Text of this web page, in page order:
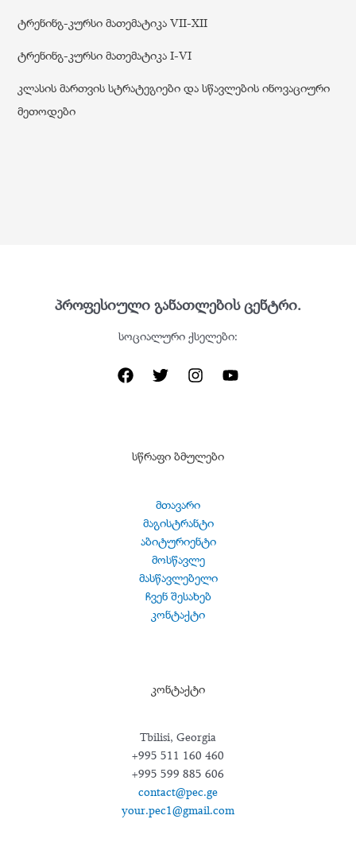
ტრენინგ-კურსი მათემატიკა VII-XII
ტრენინგ-კურსი მათემატიკა I-VI
კლასის მართვის სტრატეგიები და სწავლების ინოვაციური
მეთოდები
პროფესიული განათლების ცენტრი.
სოციალური ქსელები:
სწრაფი ბმულები
მთავარი
მაგისტრანტი
აბიტურიენტი
მოსწავლე
მასწავლებელი
ჩვენ შესახებ
კონტაქტი
კონტაქტი
Tbilisi, Georgia
+995 511 160 460
+995 599 885 606
contact@pec.ge
your.pec1@gmail.com